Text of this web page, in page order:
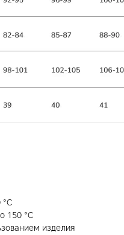
°С
150 °С
изделия